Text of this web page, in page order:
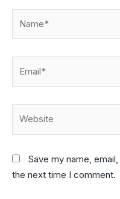
Save my name,
the next time I comment.